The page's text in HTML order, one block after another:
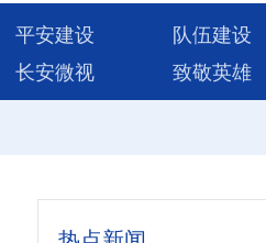
平安建设 队伍建设
长安微视 致敬英雄